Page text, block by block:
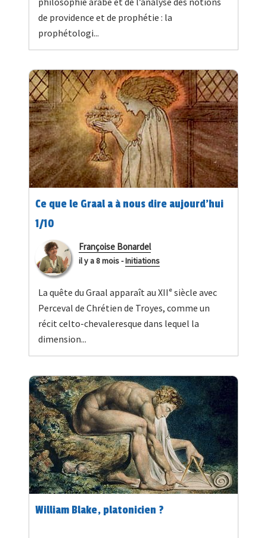
de providence et de prophétie : la
prophétologi...
Ce que le Graal a à nous dire aujourd’hui
1/10
Françoise Bonardel
il y a 8 mois-Initiations
La quête du Graal apparaît au XIIᵉ siècle avec
Perceval de Chrétien de Troyes, comme un
récit celto-chevaleresque dans lequel la
dimension...
William Blake, platonicien ?